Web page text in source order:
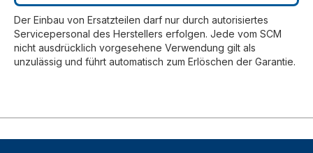
Der Einbau von Ersatzteilen darf nur durch autorisiertes
Servicepersonal des Herstellers erfolgen. Jede vom SCM
nicht ausdrücklich vorgesehene Verwendung gilt als
unzulässig und führt automatisch zum Erlöschen der Garantie.